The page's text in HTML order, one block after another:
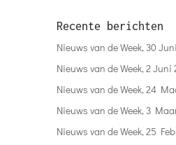
Recente berichten
Nieuws van de Week, 30
Nieuws van de Week, 2 Juni
Nieuws van de Week, 24
Nieuws van de Week, 3
Nieuws van de Week, 25